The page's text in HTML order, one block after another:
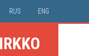
RUS ENG